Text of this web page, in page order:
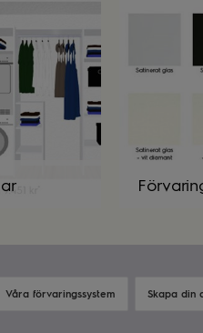
Våra förvaringssystem Skapa din